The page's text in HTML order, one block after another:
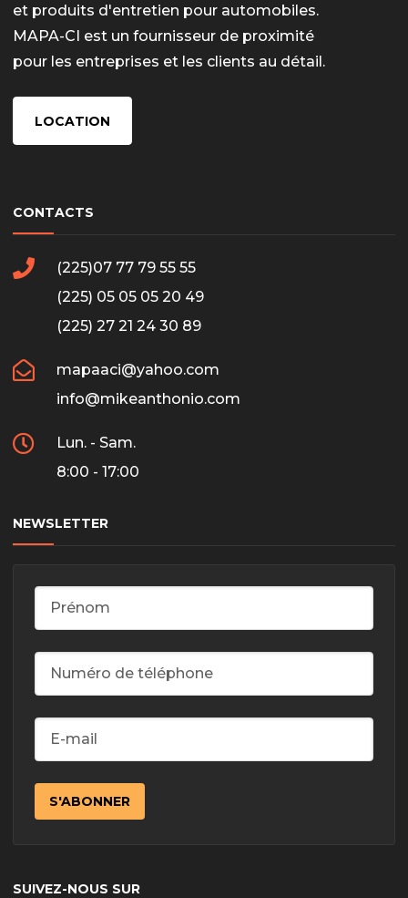
et produits d'entretien pour automobiles.
MAPA-CI est un fournisseur de proximité
pour les entreprises et les clients au détail.
LOCATION
CONTACTS
(225)07 77 79 55 55
(225) 05 05 05 20 49
(225) 27 21 24 30 89
mapaaci@yahoo.com
info@mikeanthonio.com
Lun. - Sam.
8:00 - 17:00
NEWSLETTER
SUIVEZ-NOUS SUR